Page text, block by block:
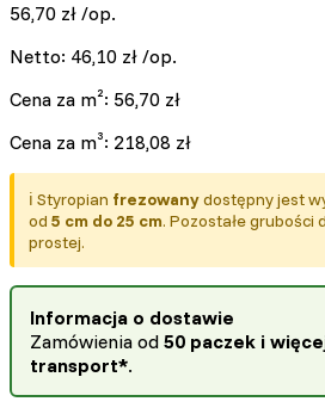
56,70 zł /op.
Netto: 46,10 zł /op.
Cena za m²: 56,70 zł
Cena za m³: 218,08 zł
ℹ️ Styropian frezowanydostępny jest
od 5 cm do 25 cm. Pozostałe grubości
prostej.
Informacja o dostawie
Zamówienia od 50 paczek i
transport*.